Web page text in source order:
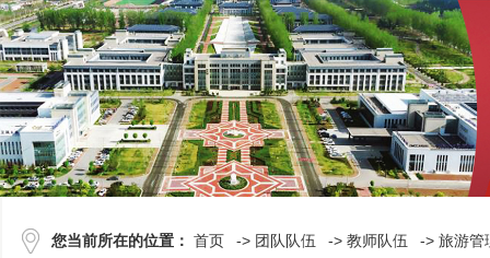
您当前所在的位置： 首页 -> 团队队伍 -> 教师队伍 -> 旅游管